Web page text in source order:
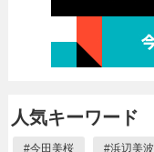
人気キーワード
#今田美桜 #浜辺美波